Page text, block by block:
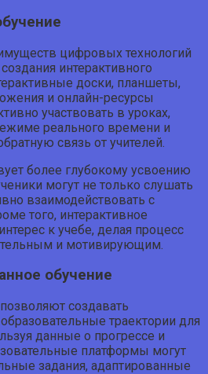
цифровых технологий
интерактивного
доски, планшеты,
и онлайн-ресурсы
участвовать в уроках,
реального времени и
связь от учителей.
более глубокому усвоению
могут не только слушать
взаимодействовать с
того, интерактивное
к учебе, делая процесс
и мотивирующим.
обучение
создавать
траектории для
данные о прогрессе и
платформы могут
задания, адаптированные